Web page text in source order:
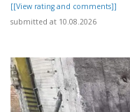
[[View rating and comments]]
submitted at 10.08.2026